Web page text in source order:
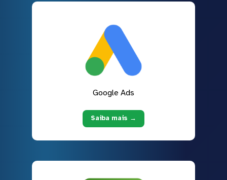
Google Ads
Saiba mais →